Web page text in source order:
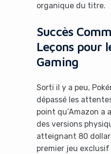
organique du titre.
Succès
Leçons pour
Gaming
Sorti il y a peu,
dépassé les
point qu’Amazon a
des versions
atteignant 80
premier jeu